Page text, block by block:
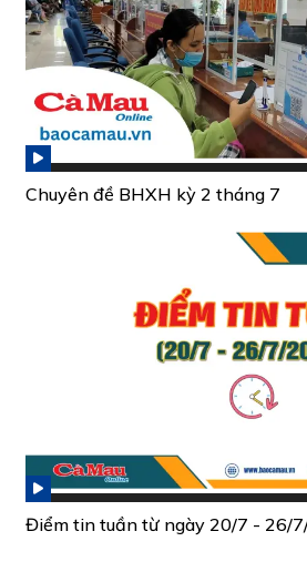
Chuyên đề BHXH kỳ 2 tháng 7
Điểm tin tuần từ ngày 20/7 - 26/